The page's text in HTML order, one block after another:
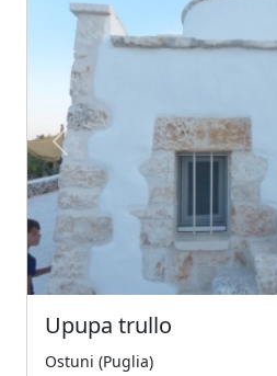
Previous
Upupa trullo
Ostuni (Puglia)